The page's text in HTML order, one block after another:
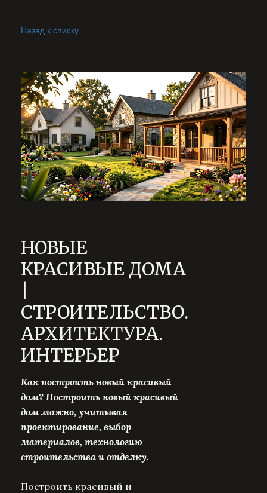
Назад к списку
НОВЫЕ
КРАСИВЫЕ ДОМА
СТРОИТЕЛЬСТВО.
АРХИТЕКТУРА.
ИНТЕРЬЕР
Как построить новый красивый
дом? Построить новый красивый
дом можно, учитывая
проектирование, выбор
материалов, технологию
строительства и отделку.
Построить красивый и